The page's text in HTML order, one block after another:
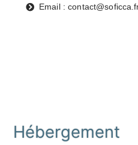
Email :
Hébergement